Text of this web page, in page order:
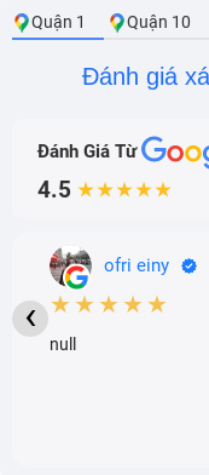
Quận 1 Quận 10
Đánh giá
Đánh Giá Từ
4.5 ★★★★★
ofri einy
★★★★★
null
‹